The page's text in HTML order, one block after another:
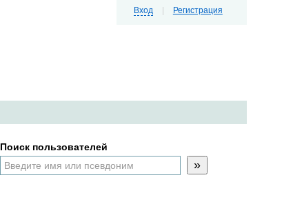
Вход Регистрация
Поиск пользователей
»